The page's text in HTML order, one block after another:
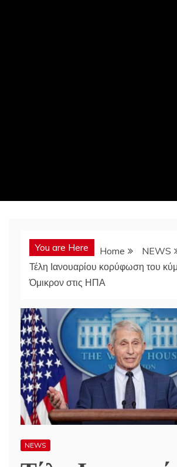
You are Here Home
NEWS
Τέλη Ιανουαρίου κορύφωση του
Όμικρον στις ΗΠΑ
NEWS